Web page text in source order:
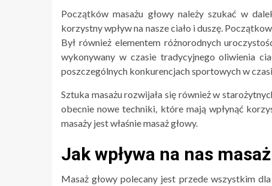
Początków masażu głowy należy szukać w
korzystny wpływ na nasze ciało i duszę.
Był również elementem różnorodnych
wykonywany w czasie tradycyjnego oliwienia
poszczególnych konkurencjach sportowych w
Sztuka masażu rozwijała się również w
obecnie nowe techniki, które mają wpłynąć
masaży jest właśnie masaż głowy.
Jak wpływa na nas
Masaż głowy polecany jest przede wszystkim